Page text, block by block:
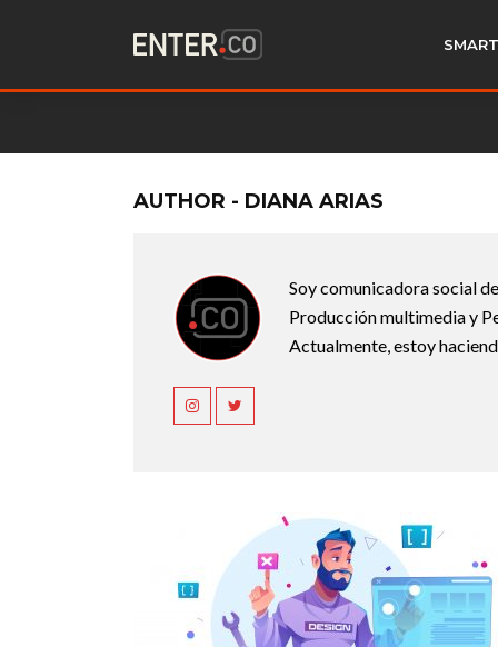
AUTHOR - DIANA ARIAS
Soy comunicadora social
Producción multimedia y
Actualmente, estoy